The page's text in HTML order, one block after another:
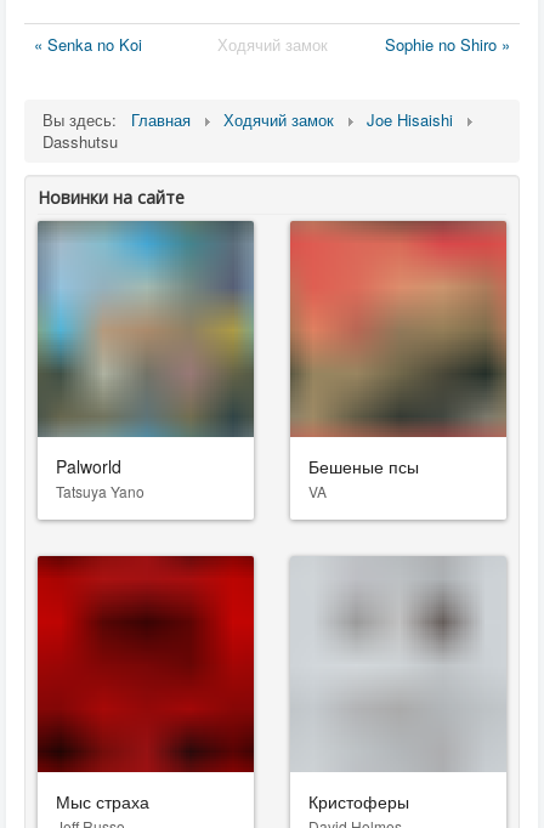
« Senka no Koi Ходячий замок Sophie no Shiro »
Вы здесь: Главная Ходячий замок
Joe Hisaishi
Dasshutsu
Новинки на сайте
Palworld
Tatsuya Yano
Бешеные псы
VA
Мыс страха Кристоферы